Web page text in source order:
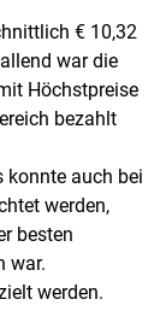
€ 10,32
war die
Höchstpreise
bezahlt
konnte auch bei
werden,
besten
war.
werden.